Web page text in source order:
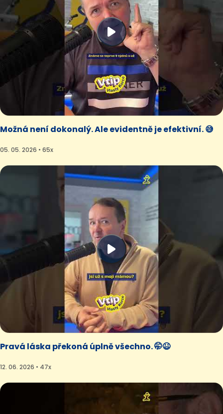
Možná není dokonalý. Ale evidentně je efektivní. 😅
05. 05. 2026 • 65x
Pravá láska překoná úplně všechno. 🤭😆
12. 06. 2026 • 47x